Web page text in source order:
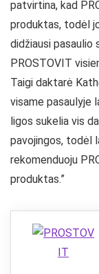
patvirtina, kad
produktas, todėl
didžiausi pasaulio
PROSTOVIT
Taigi daktarė
visame pasaulyje
ligos sukelia vis
pavojingos, todėl
rekomenduoju
produktas.”